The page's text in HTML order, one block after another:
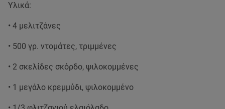
Υλικά:
• 4 μελιτζάνες
• 500 γρ. ντομάτες, τριμμένες
• 2 σκελίδες σκόρδο, ψιλοκομμένες
• 1 μεγάλο κρεμμύδι, ψιλοκομμένο